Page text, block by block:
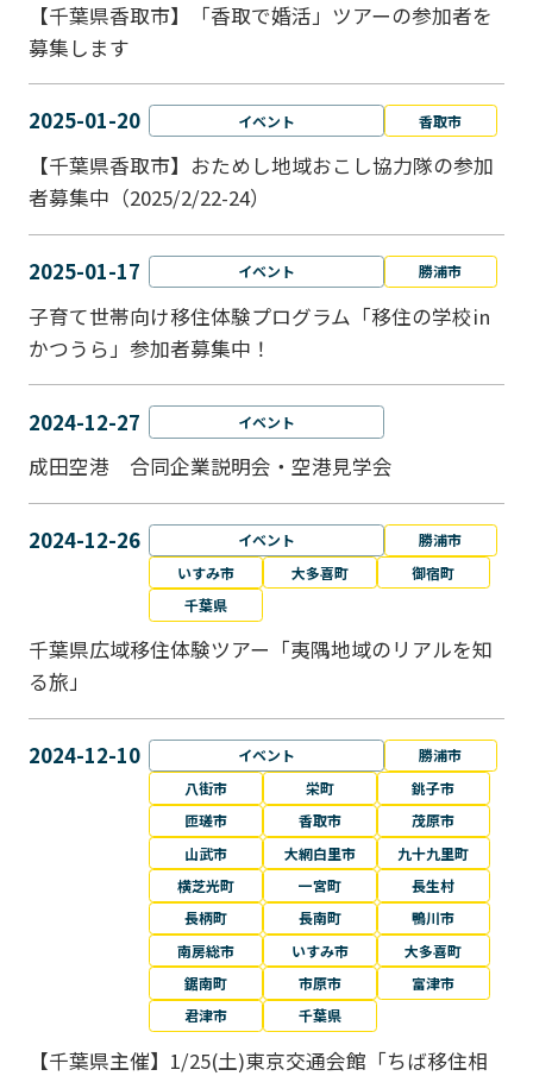
【千葉県香取市】「香取で婚活」ツアーの参加者を
募集します
2025-01-20 イベント 香取市
【千葉県香取市】おためし地域おこし協力隊の参加
者募集中（2025/2/22-24）
2025-01-17 イベント 勝浦市
子育て世帯向け移住体験プログラム「移住の学校in
かつうら」参加者募集中！
2024-12-27 イベント
成田空港 合同企業説明会・空港見学会
2024-12-26 イベント
勝浦市
いすみ市
大多喜町
御宿町
千葉県
千葉県広域移住体験ツアー「夷隅地域のリアルを知
る旅」
2024-12-10 イベント
勝浦市
八街市
栄町
銚子市
匝瑳市
香取市
茂原市
山武市
大網白里市
九十九里町
横芝光町
一宮町
長生村
長柄町
長南町
鴨川市
南房総市
いすみ市
大多喜町
鋸南町
市原市
富津市
君津市
千葉県
【千葉県主催】1/25(土)東京交通会館「ちば移住相